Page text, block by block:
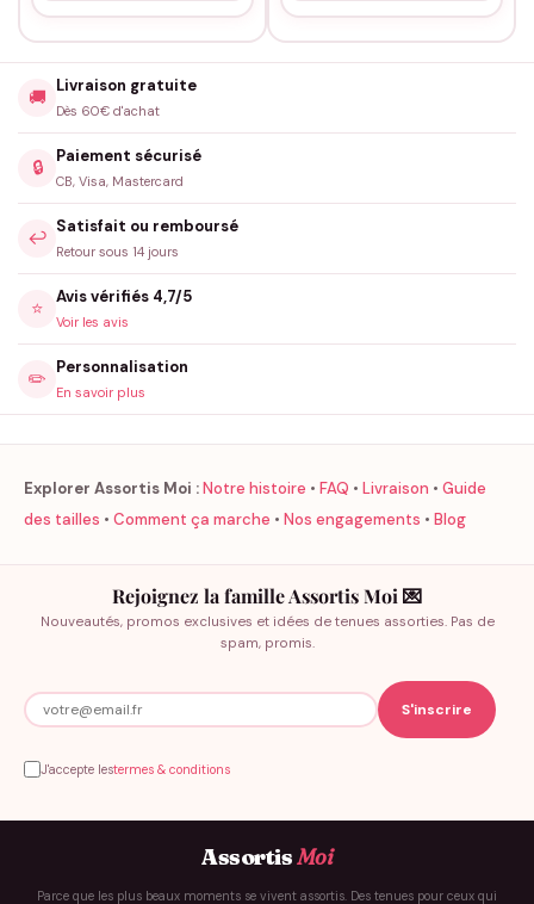
🚚
Livraison gratuite
Dès 60€ d'achat
🔒
Paiement sécurisé
CB, Visa, Mastercard
↩️
Satisfait ou remboursé
Retour sous 14 jours
⭐
Avis vérifiés 4,7/5
Voir les avis
✏️
Personnalisation
En savoir plus
Explorer Assortis Moi :Notre histoire • FAQ • Livraison • Guide
des tailles • Comment ça marche • Nos engagements • Blog
Rejoignez la famille Assortis Moi 💌
Nouveautés, promos exclusives et idées de tenues assorties. Pas de
spam, promis.
J'accepte lestermes & conditions
AssortisMoi
Parce que les plus beaux moments se vivent assortis. Des tenues pour ceux qui